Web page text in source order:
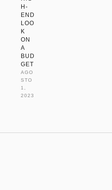
H-
END
LOO
K
ON
A
BUD
GET
AGO
STO
1,
2023